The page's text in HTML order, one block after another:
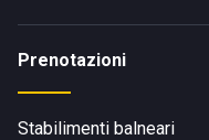
Prenotazioni
Stabilimenti balneari